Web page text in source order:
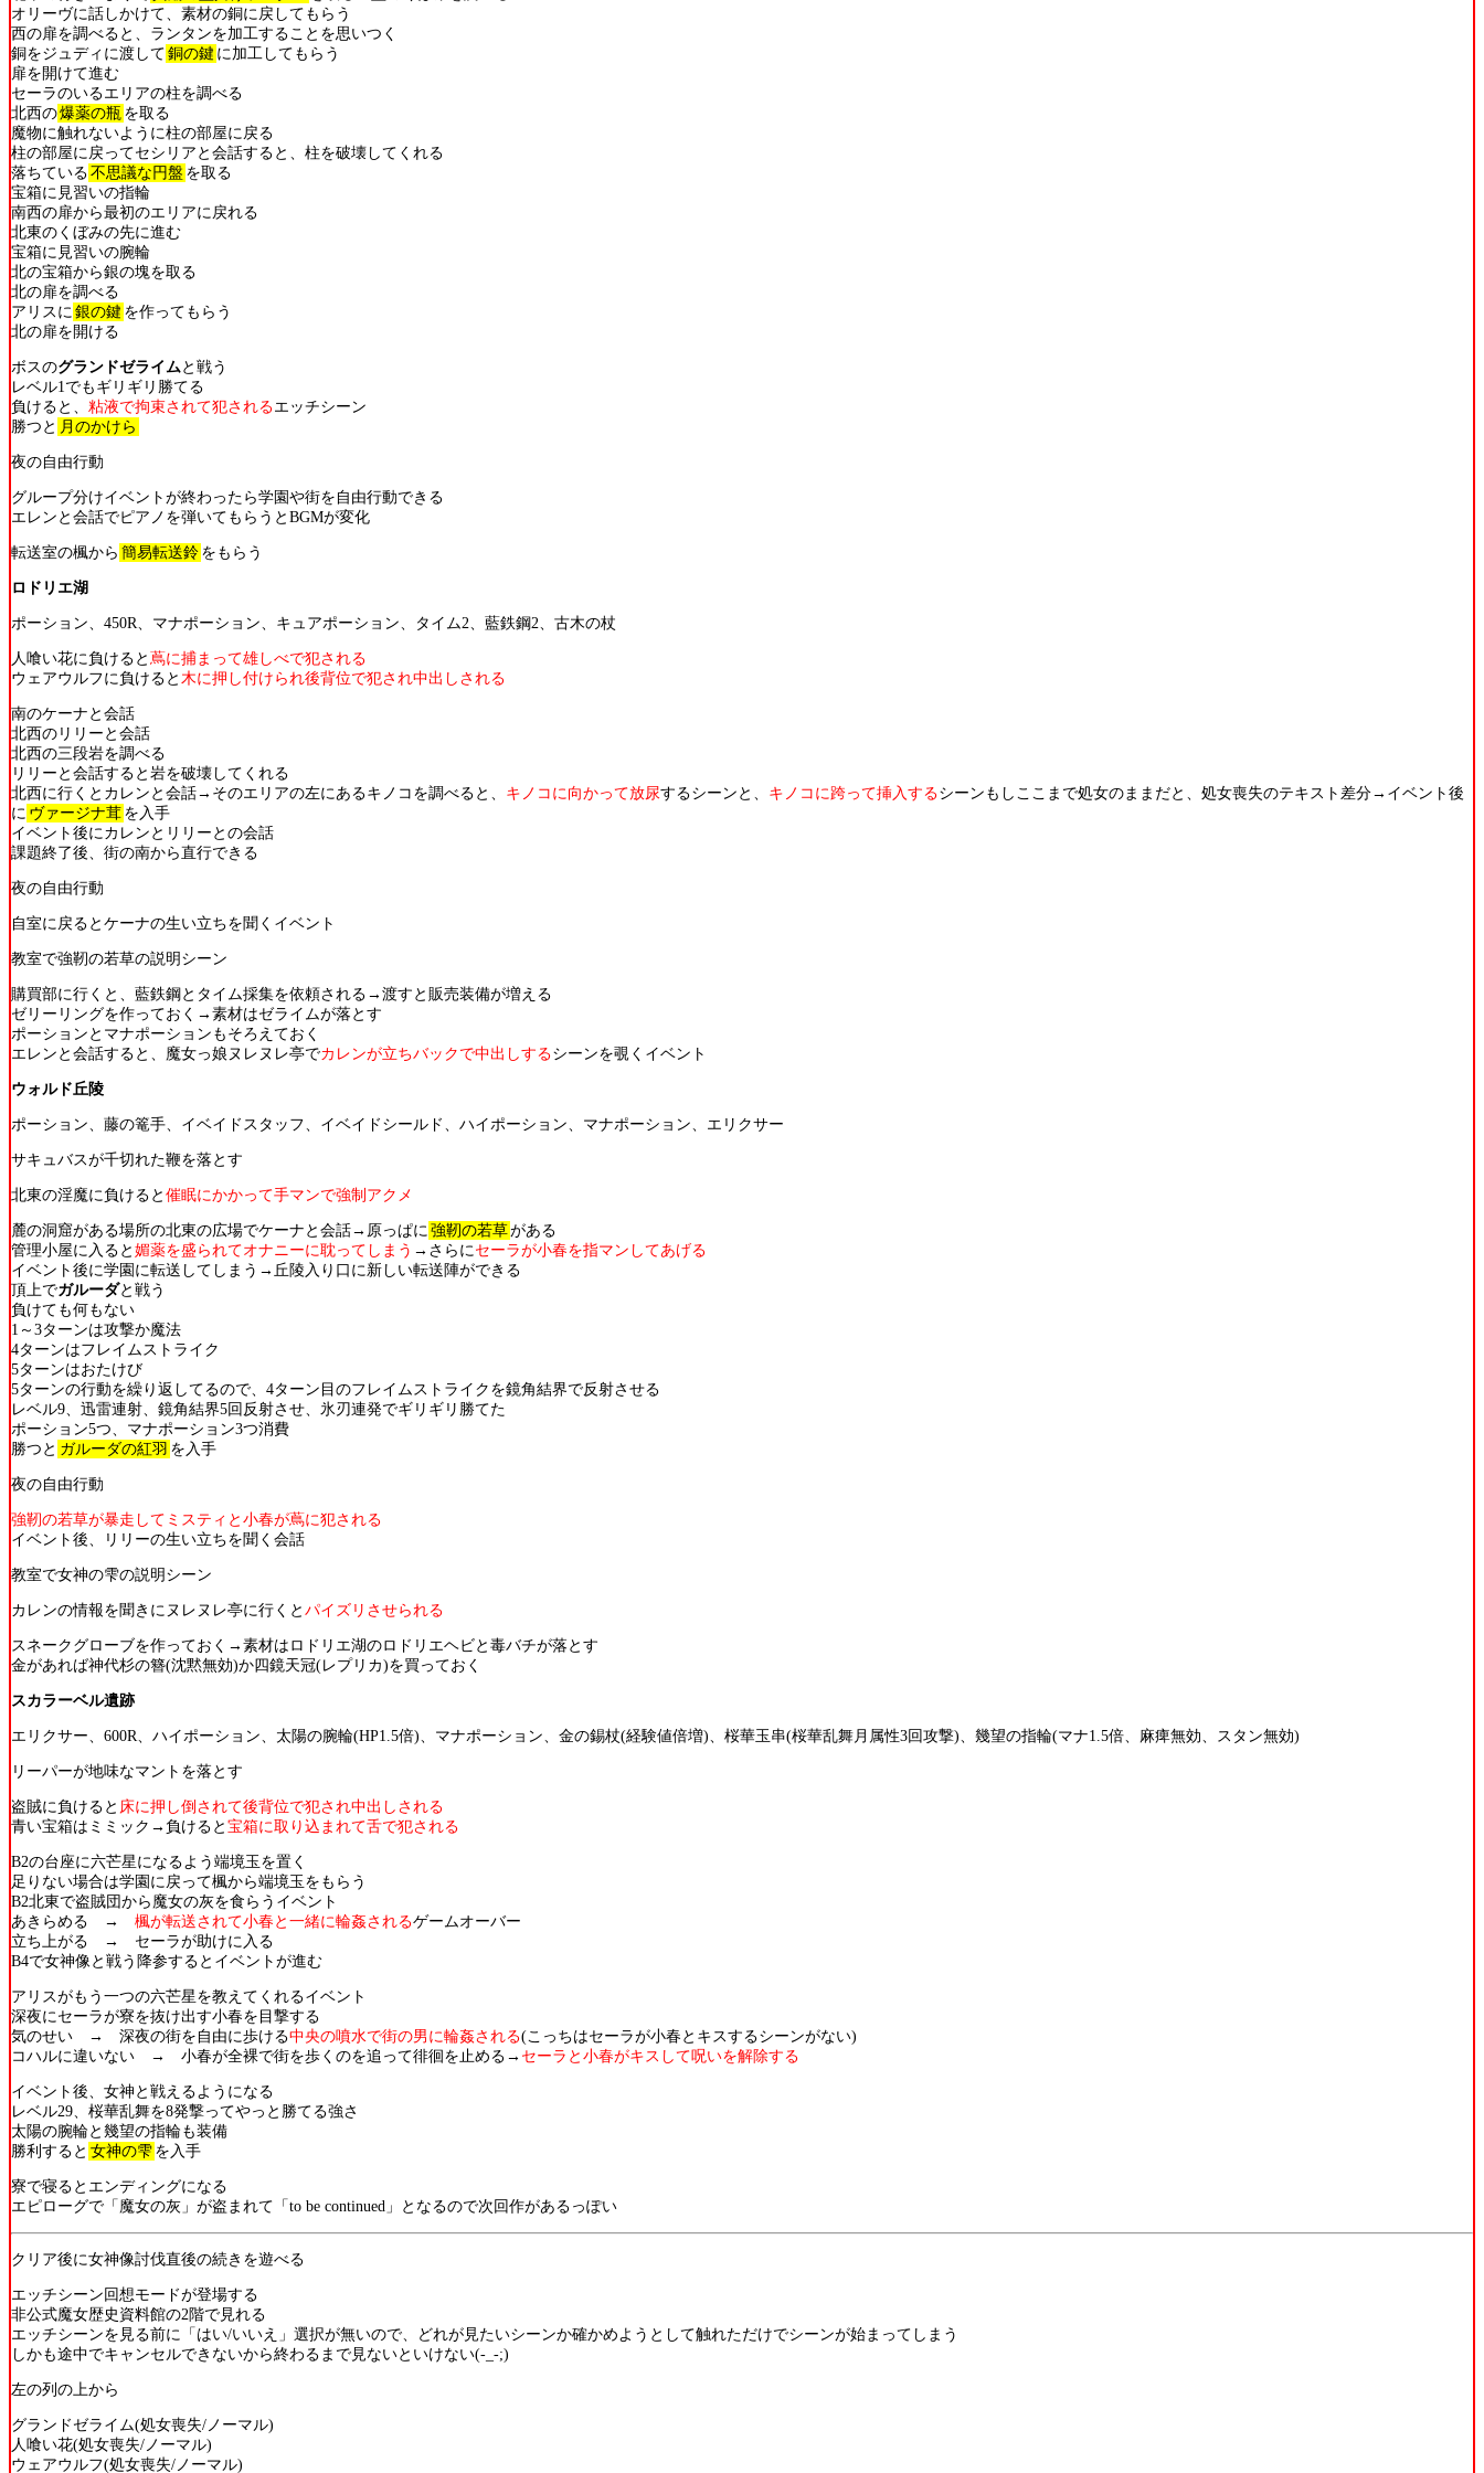
オリーヴに話しかけて、素材の銅に戻してもらう
西の扉を調べると、ランタンを加工することを思いつく
銅をジュディに渡して 銅の鍵 に加工してもらう
扉を開けて進む
セーラのいるエリアの柱を調べる
北西の爆薬の瓶 を取る
魔物に触れないように柱の部屋に戻る
柱の部屋に戻ってセシリアと会話すると、柱を破壊してくれる
落ちている 不思議な円盤 を取る
宝箱に見習いの指輪
南西の扉から最初のエリアに戻れる
北東のくぼみの先に進む
宝箱に見習いの腕輪
北の宝箱から銀の塊を取る
北の扉を調べる
アリスに 銀の鍵 を作ってもらう
北の扉を開ける
ボスのグランドゼライムと戦う
レベル1でもギリギリ勝てる
負けると、 粘液で拘束されて犯されるエッチシーン
勝つと 月のかけら
夜の自由行動
グループ分けイベントが終わったら学園や街を自由行動できる
エレンと会話でピアノを弾いてもらうとBGMが変化
転送室の楓から 簡易転送鈴 をもらう
ロドリエ湖
ポーション、450R、マナポーション、キュアポーション、タイム2、藍鉄鋼2、古木の杖
人喰い花に負けると 蔦に捕まって雄しべで犯される
ウェアウルフに負けると 木に押し付けられ後背位で犯され中出しされる
南のケーナと会話
北西のリリーと会話
北西の三段岩を調べる
リリーと会話すると岩を破壊してくれる
北西に行くとカレンと会話→そのエリアの左にあるキノコを調べると、 キノコに向かって放尿するシーンと、 キノコに跨って挿入するシーンもしここまで処女のままだと、処女喪失のテキスト差分→イベント後
に ヴァージナ茸 を入手
イベント後にカレンとリリーとの会話
課題終了後、街の南から直行できる
夜の自由行動
自室に戻るとケーナの生い立ちを聞くイベント
教室で強靭の若草の説明シーン
購買部に行くと、藍鉄鋼とタイム採集を依頼される→渡すと販売装備が増える
ゼリーリングを作っておく→素材はゼライムが落とす
ポーションとマナポーションもそろえておく
エレンと会話すると、魔女っ娘ヌレヌレ亭でカレンが立ちバックで中出しするシーンを覗くイベント
ウォルド丘陵
ポーション、藤の篭手、イベイドスタッフ、イベイドシールド、ハイポーション、マナポーション、エリクサー
サキュバスが千切れた鞭を落とす
北東の淫魔に負けると 催眠にかかって手マンで強制アクメ
麓の洞窟がある場所の北東の広場でケーナと会話→原っぱに 強靭の若草がある
管理小屋に入ると 媚薬を盛られてオナニーに耽ってしまう →さらにセーラが小春を指マンしてあげる
イベント後に学園に転送してしまう→丘陵入り口に新しい転送陣ができる
頂上でガルーダと戦う
負けても何もない
1～3ターンは攻撃か魔法
4ターンはフレイムストライク
5ターンはおたけび
5ターンの行動を繰り返してるので、4ターン目のフレイムストライクを鏡角結界で反射させる
レベル9、迅雷連射、鏡角結界5回反射させ、氷刃連発でギリギリ勝てた
ポーション5つ、マナポーション3つ消費
勝つと ガルーダの紅羽 を入手
夜の自由行動
強靭の若草が暴走してミスティと小春が蔦に犯される
イベント後、リリーの生い立ちを聞く会話
教室で女神の雫の説明シーン
カレンの情報を聞きにヌレヌレ亭に行くと パイズリさせられる
スネークグローブを作っておく→素材はロドリエ湖のロドリエヘビと毒バチが落とす
金があれば神代杉の簪(沈黙無効)か四鏡天冠(レプリカ)を買っておく
スカラーベル遺跡
エリクサー、600R、ハイポーション、太陽の腕輪(HP1.5倍)、マナポーション、金の錫杖(経験値倍増)、桜華玉串(桜華乱舞月属性3回攻撃)、幾望の指輪(マナ1.5倍、麻痺無効、スタン無効)
リーパーが地味なマントを落とす
盗賊に負けると 床に押し倒されて後背位で犯され中出しされる
青い宝箱はミミック→負けると 宝箱に取り込まれて舌で犯される
B2の台座に六芒星になるよう端境玉を置く
足りない場合は学園に戻って楓から端境玉をもらう
B2北東で盗賊団から魔女の灰を食らうイベント
あきらめる → 楓が転送されて小春と一緒に輪姦されるゲームオーバー
立ち上がる → セーラが助けに入る
B4で女神像と戦う降参するとイベントが進む
アリスがもう一つの六芒星を教えてくれるイベント
深夜にセーラが寮を抜け出す小春を目撃する
気のせい → 深夜の街を自由に歩ける中央の噴水で街の男に輪姦される(こっちはセーラが小春とキスするシーンがない)
コハルに違いない → 小春が全裸で街を歩くのを追って徘徊を止める→ セーラと小春がキスして呪いを解除する
イベント後、女神と戦えるようになる
レベル29、桜華乱舞を8発撃ってやっと勝てる強さ
太陽の腕輪と幾望の指輪も装備
勝利すると 女神の雫 を入手
寮で寝るとエンディングになる
エピローグで「魔女の灰」が盗まれて「to be continued」となるので次回作があるっぽい
クリア後に女神像討伐直後の続きを遊べる
エッチシーン回想モードが登場する
非公式魔女歴史資料館の2階で見れる
エッチシーンを見る前に「はい/いいえ」選択が無いので、どれが見たいシーンか確かめようとして触れただけでシーンが始まってしまう
しかも途中でキャンセルできないから終わるまで見ないといけない(-_-;)
左の列の上から
グランドゼライム(処女喪失/ノーマル)
人喰い花(処女喪失/ノーマル)
ウェアウルフ(処女喪失/ノーマル)